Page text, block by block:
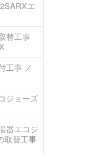
エ
替工事
工事 ノ
ジョーズ
器エコジ
取替工事